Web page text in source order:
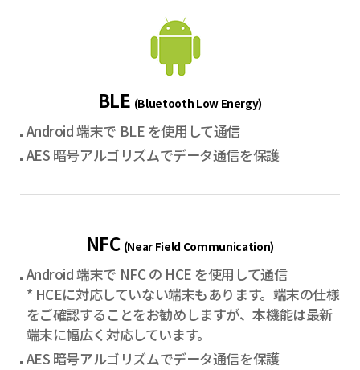
BLE (Bluetooth Low Energy)
Android 端末で BLE を使用して通信
AES 暗号アルゴリズムでデータ通信を保護
NFC (Near Field Communication)
Android 端末で NFC の HCE を使用して通信
* HCEに対応していない端末もあります。端末の仕様
をご確認することをお勧めしますが、本機能は最新
端末に幅広く対応しています。
AES 暗号アルゴリズムでデータ通信を保護